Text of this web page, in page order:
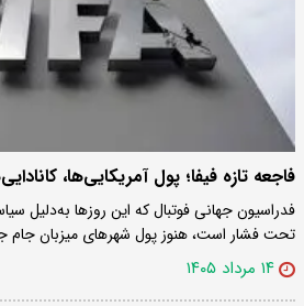
فاجعه تازه فیفا؛ پول آمریکایی‌ها،
فدراسیون جهانی فوتبال که این روزها به‌دلیل
تحت فشار است، هنوز پول شهرهای میزبان جام
۱۴ مرداد ۱۴۰۵